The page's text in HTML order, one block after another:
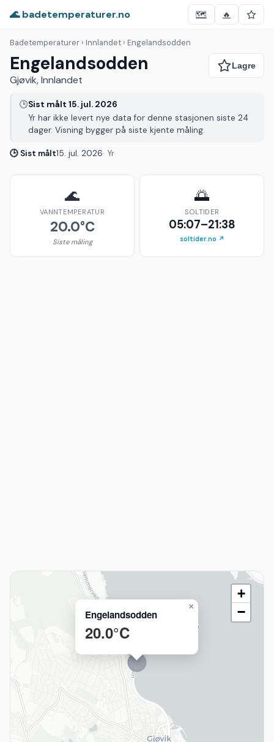
🌊 badetemperaturer.no 🗺️ 🔥
Badetemperaturer › Innlandet › Engelandsodden
Engelandsodden
Gjøvik, Innlandet
🕒Sist målt 15. jul. 2026
Yr har ikke levert nye data for denne stasjonen siste 24
dager. Visning bygger på siste kjente måling.
🕒 Sist målt15. jul. 2026· Yr
🌊
VANNTEMPERATUR
20.0°C
Siste måling
🌅
SOLTIDER
05:07–21:38
soltider.no ↗
Engelandsodden
20.0°C
×
+
−